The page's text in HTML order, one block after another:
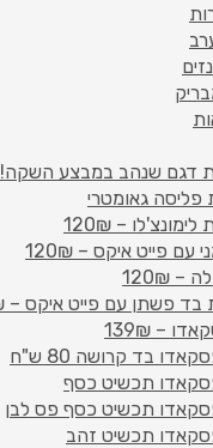
דגם שנהב במבצע השקה!
פליסה גאומטרי
– 120₪
פייט איקס – 120₪
120₪
פשתן עם פייט איקס – 120₪
– 139₪
בד קרושה 80 ש"ח
תכשיט כסף
תכשיט כסף פס לבן
תכשיט זהב